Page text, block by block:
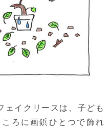
ェイクリースは、子ども
ろに画鋲ひとつで飾れ